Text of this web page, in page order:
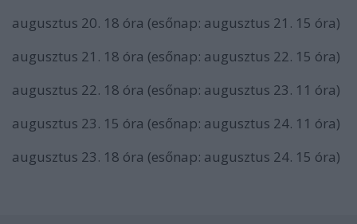
augusztus 20. 18 óra (esőnap: augusztus 21. 15 óra)
augusztus 21. 18 óra (esőnap: augusztus 22. 15 óra)
augusztus 22. 18 óra (esőnap: augusztus 23. 11 óra)
augusztus 23. 15 óra (esőnap: augusztus 24. 11 óra)
augusztus 23. 18 óra (esőnap: augusztus 24. 15 óra)